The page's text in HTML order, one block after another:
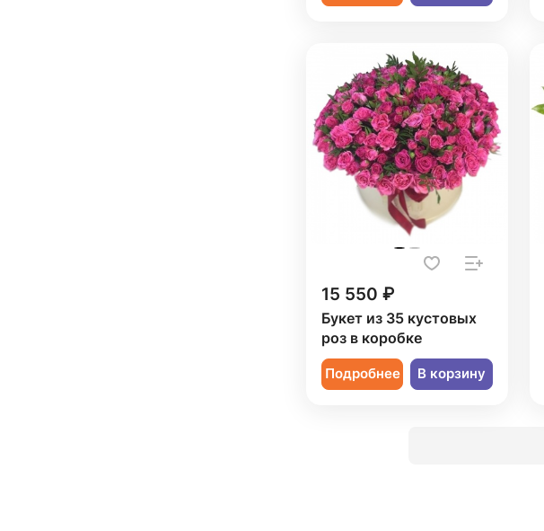
15 550 ₽
Букет из 35 кустовых
роз в коробке
Подробнее В корзину